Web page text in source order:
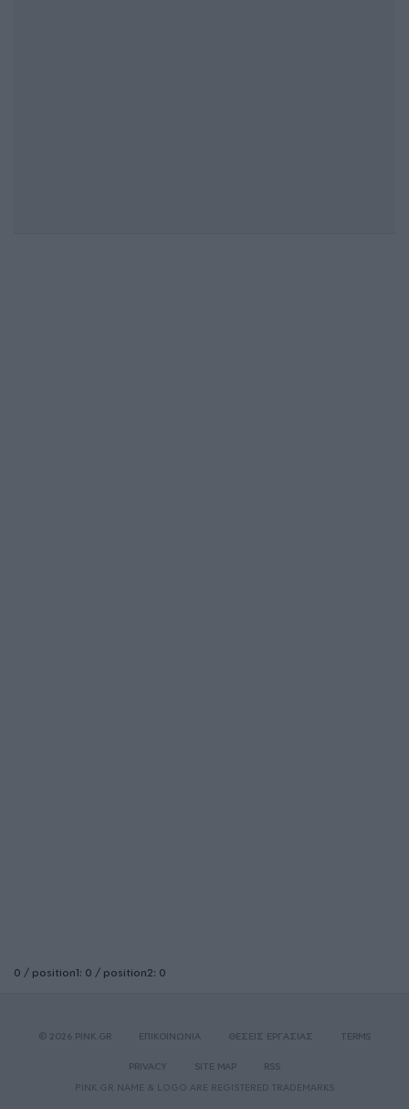
0 / position1: 0 / position2: 0
© 2026 PINK.GR ΕΠΙΚΟΙΝΩΝΙΑ ΘΕΣΕΙΣ ΕΡΓΑΣΙΑΣ TERMS
PRIVACY SITE MAP
RSS
PINK.GR NAME & LOGO ARE REGISTERED TRADEMARKS